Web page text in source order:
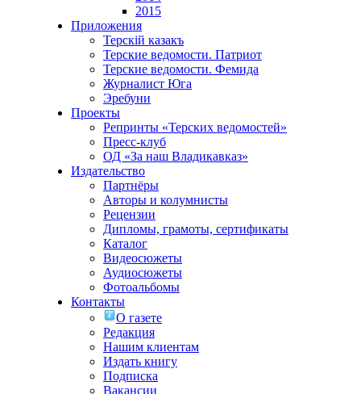
2015
Приложения
Терскiй казакъ
Терские ведомости. Патриот
Терские ведомости. Фемида
Журналист Юга
Эребуни
Проекты
Репринты «Терских ведомостей»
Пресс-клуб
ОД «За наш Владикавказ»
Издательство
Партнёры
Авторы и колумнисты
Рецензии
Дипломы, грамоты, сертификаты
Каталог
Видеосюжеты
Аудиосюжеты
Фотоальбомы
Контакты
О газете
Редакция
Нашим клиентам
Издать книгу
Подписка
Вакансии